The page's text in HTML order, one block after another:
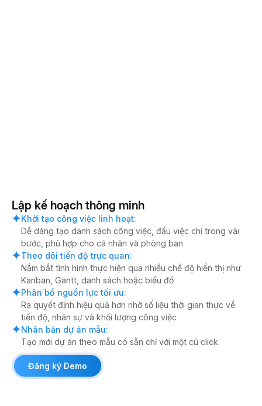
Lập kế hoạch thông minh
Khởi tạo công việc linh hoạt:
Dễ dàng tạo danh sách công việc, đầu việc chỉ trong vài
bước, phù hợp cho cá nhân và phòng ban
Theo dõi tiến độ trực quan:
Nắm bắt tình hình thực hiện qua nhiều chế độ hiển thị như
Kanban, Gantt, danh sách hoặc biểu đồ
Phân bổ nguồn lực tối ưu:
Ra quyết định hiệu quả hơn nhờ số liệu thời gian thực về
tiến độ, nhân sự và khối lượng công việc
Nhân bản dự án mẫu:
Tạo mới dự án theo mẫu có sẵn chỉ với một cú click.
Đăng ký Demo